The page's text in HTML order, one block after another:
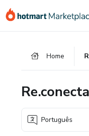
para
para
para
Home
Português